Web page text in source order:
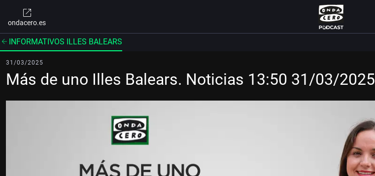
ondacero.es
INFORMATIVOS ILLES BALEARS
31/03/2025
Más de uno Illes Balears. Noticias 13:50 31/03/2025